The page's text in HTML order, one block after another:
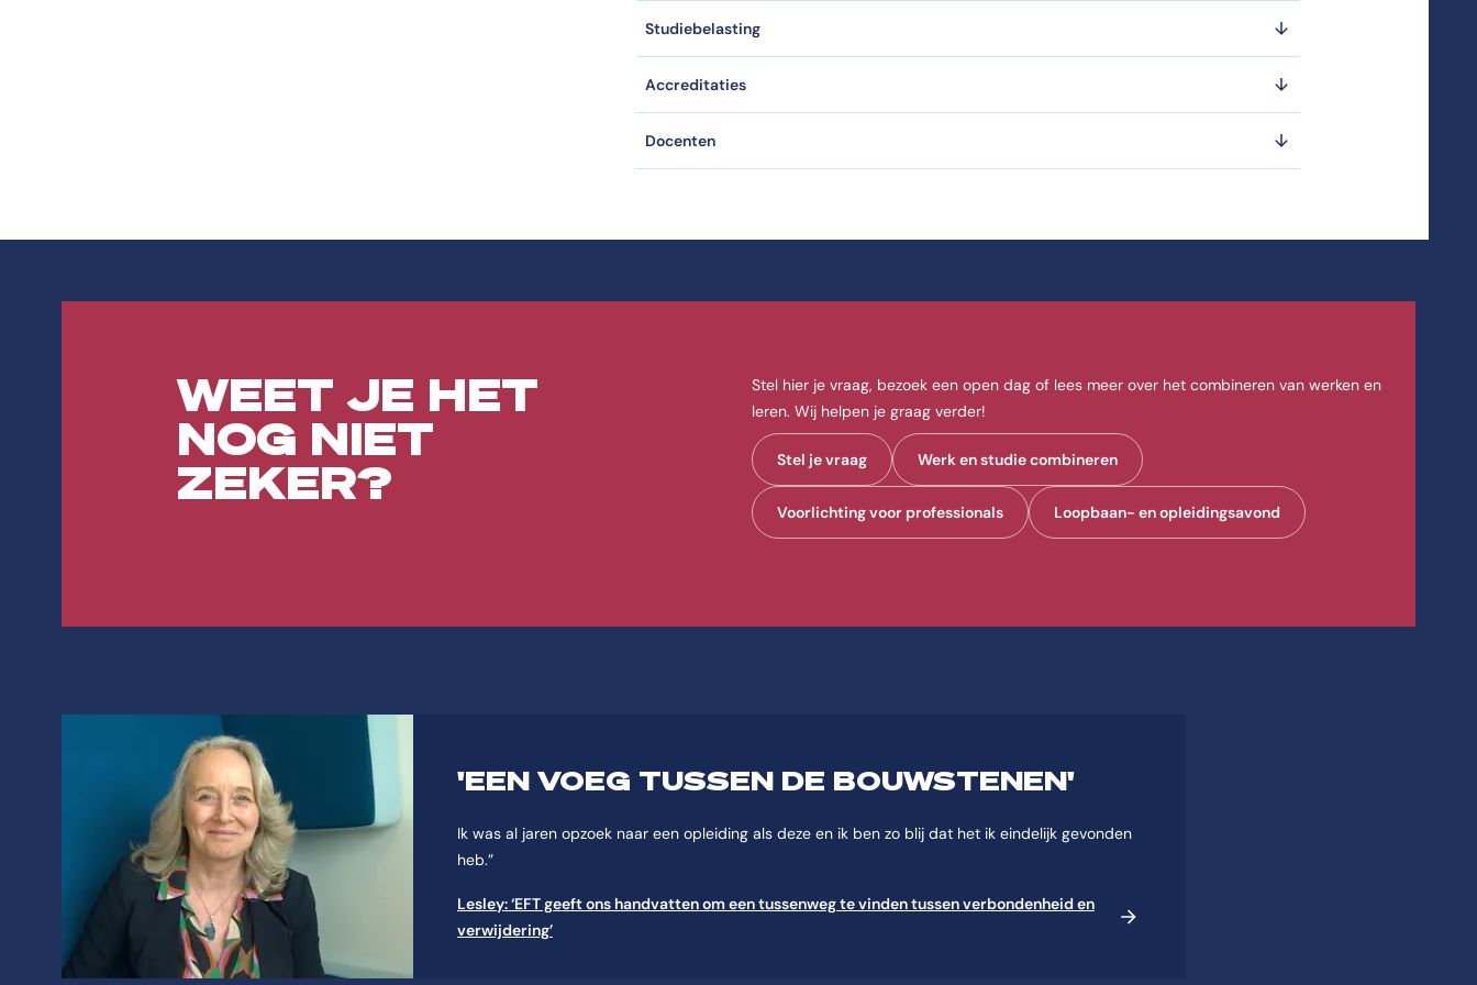
Studiebelasting
Accreditaties
Docenten
WEET JE HET
NOG NIET
ZEKER?
Stel hier je vraag, bezoek een open dag of lees meer over het combineren van werken en
leren. Wij helpen je graag verder!
Stel je vraag Werk en studie combineren
Voorlichting voor professionals Loopbaan- en opleidingsavond
'EEN VOEG TUSSEN DE BOUWSTENEN'
Ik was al jaren opzoek naar een opleiding als deze en ik ben zo blij dat het ik eindelijk gevonden
heb.”
Lesley: ‘EFT geeft ons handvatten om een tussenweg te vinden tussen verbondenheid en
verwijdering’